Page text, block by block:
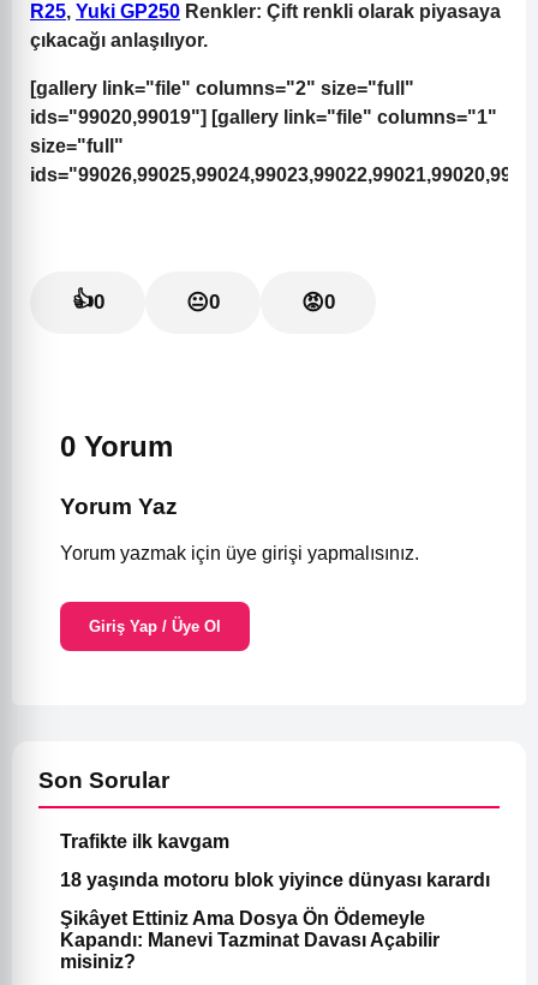
R25, Yuki GP250 Renkler: Çift renkli olarak piyasaya
çıkacağı anlaşılıyor.
[gallery link="file" columns="2" size="full"
ids="99020,99019"] [gallery link="file" columns="1"
size="full"
👍0 😐0 😡0
0 Yorum
Yorum Yaz
Yorum yazmak için üye girişi yapmalısınız.
Giriş Yap / Üye Ol
Son Sorular
Trafikte ilk kavgam
18 yaşında motoru blok yiyince dünyası karardı
Şikâyet Ettiniz Ama Dosya Ön Ödemeyle
Kapandı: Manevi Tazminat Davası Açabilir
misiniz?